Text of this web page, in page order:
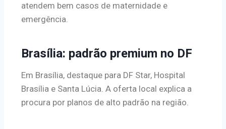
atendem bem casos de maternidade e
emergência.
Brasília: padrão premium no DF
Em Brasília, destaque para DF Star, Hospital
Brasília e Santa Lúcia. A oferta local explica a
procura por planos de alto padrão na região.